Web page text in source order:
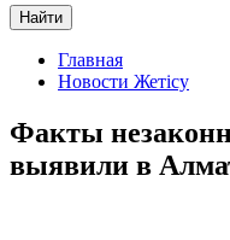
Найти
Главная
Новости Жетісу
Факты
выявили в